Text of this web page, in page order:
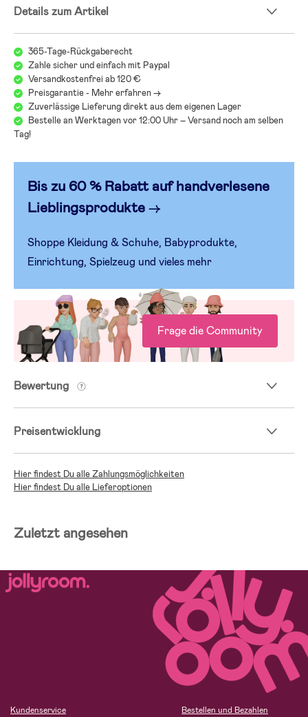
Details zum Artikel
365-Tage-Rückgaberecht
Zahle sicher und einfach mit Paypal
Versandkostenfrei ab 120 €
Preisgarantie - Mehr erfahren ->
Zuverlässige Lieferung direkt aus dem eigenen Lager
Bestelle an Werktagen vor 12:00 Uhr – Versand noch am selben
Tag!
Bis zu 60 % Rabatt auf handverlesene
Lieblingsprodukte→
Shoppe Kleidung & Schuhe, Babyprodukte,
Einrichtung, Spielzeug und vieles mehr
Frage die Community
Bewertung
Preisentwicklung
Hier findest Du alle Zahlungsmöglichkeiten
Hier findest Du alle Lieferoptionen
Zuletzt angesehen
Kundenservice
Bestellen und Bezahlen